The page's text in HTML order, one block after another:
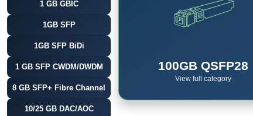
1 GB GBIC
1GB SFP
1GB SFP BiDi
1 GB SFP CWDM/DWDM
8 GB SFP+ Fibre Channel
10/25 GB DAC/AOC
100GB QSFP28
View full category